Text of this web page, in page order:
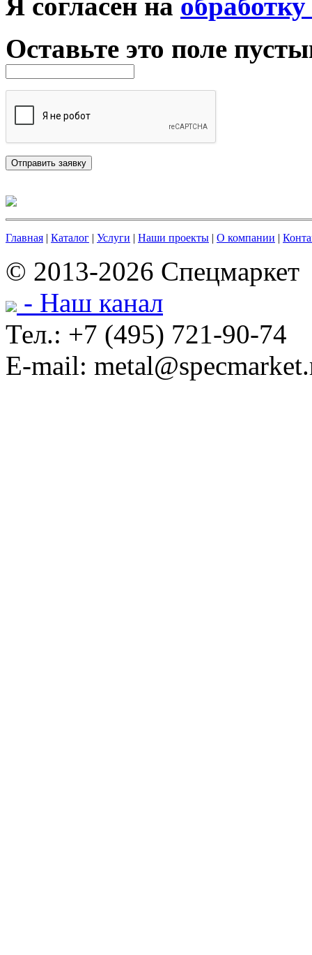
Оставьте это поле
Главная | Каталог | Услуги | Наши проекты | О компании |
© 2013-2026 Спецмаркет
- Наш канал
Тел.: +7 (495) 721-90-74
E-mail: